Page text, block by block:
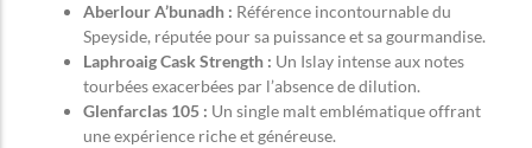
Aberlour A’bunadh : Référence incontournable du
Speyside, réputée pour sa puissance et sa gourmandise.
Laphroaig Cask Strength : Un Islay intense aux notes
tourbées exacerbées par l’absence de dilution.
Glenfarclas 105 : Un single malt emblématique offrant
une expérience riche et généreuse.